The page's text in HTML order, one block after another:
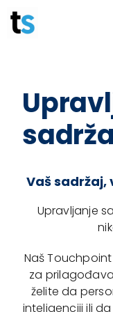
Skip
to
AI +
Vaš sadržaj,
Upravljanje
Naš
za
želite da
inteligenciji ili